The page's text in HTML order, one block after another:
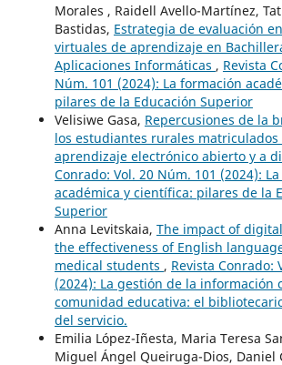
Morales , Raidell Avello-Martínez,
Bastidas, Estrategia de evaluación
virtuales de aprendizaje en
Aplicaciones Informáticas , Revista
Núm. 101 (2024): La formación
pilares de la Educación Superior
Velisiwe Gasa, Repercusiones de la
los estudiantes rurales
aprendizaje electrónico abierto y a
Conrado: Vol. 20 Núm. 101 (2024):
académica y científica: pilares de la
Superior
Anna Levitskaia, The impact of
the effectiveness of English
medical students , Revista Conrado:
(2024): La gestión de la información
comunidad educativa: el
del servicio.
Emilia López-Iñesta, Maria Teresa
Miguel Ángel Queiruga-Dios, Daniel